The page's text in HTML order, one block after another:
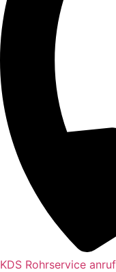
KDS Rohrservice